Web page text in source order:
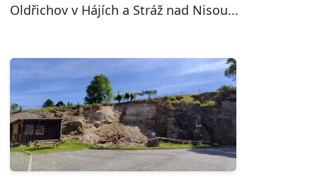
Oldřichov v Hájích a Stráž nad Nisou...